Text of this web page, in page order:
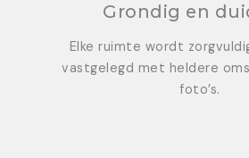
Grondig en
Elke ruimte wordt
vastgelegd met heldere
foto’s.